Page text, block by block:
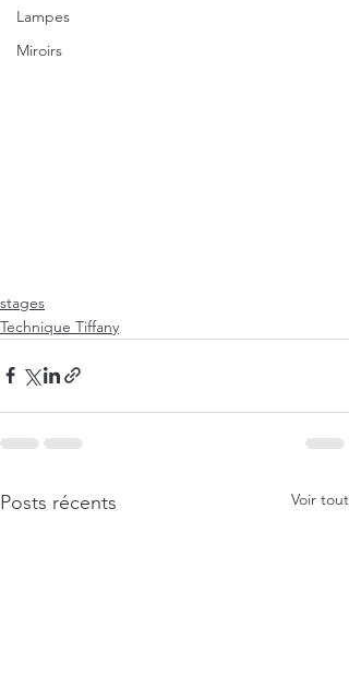
Lampes
Miroirs
stages
Technique Tiffany
Posts récents Voir tout